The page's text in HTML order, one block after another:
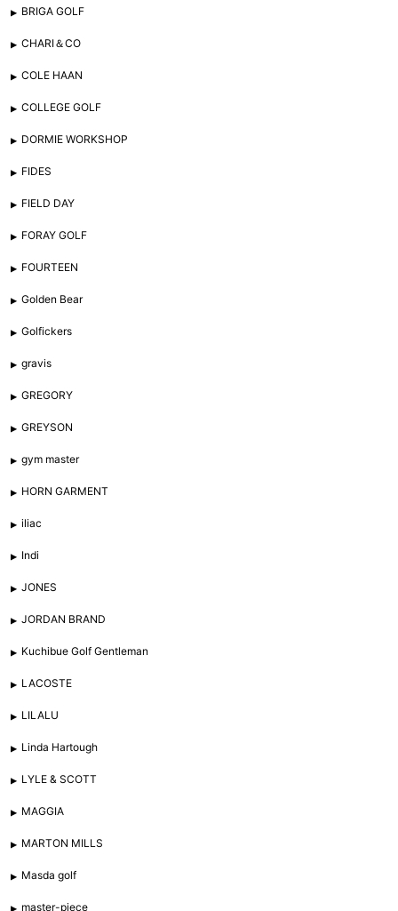
BRIGA GOLF
CHARI＆CO
COLE HAAN
COLLEGE GOLF
DORMIE WORKSHOP
FIDES
FIELD DAY
FORAY GOLF
FOURTEEN
Golden Bear
Golfickers
gravis
GREGORY
GREYSON
gym master
HORN GARMENT
iliac
Indi
JONES
JORDAN BRAND
Kuchibue Golf Gentleman
LACOSTE
LILALU
Linda Hartough
LYLE & SCOTT
MAGGIA
MARTON MILLS
Masda golf
master-piece